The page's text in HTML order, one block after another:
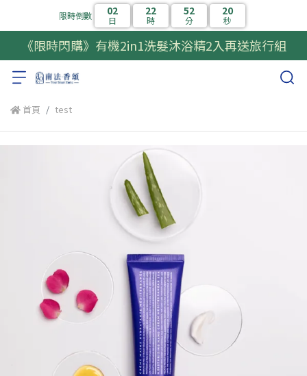
限時倒數 02
日
22
時
52
分
20
秒
《限時閃購》有機2in1洗髮沐浴精2入再送旅行組
首頁 test